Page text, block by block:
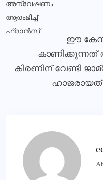
ഈ
കാണിക്കുന്നത്
കിരണിന് വേണ്ടി